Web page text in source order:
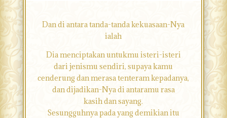
Dan di antara tanda-tanda kekuasaan-Nya
ialah
Dia menciptakan untukmu isteri-isteri
dari jenismu sendiri, supaya kamu
cenderung dan merasa tenteram kepadanya,
dan dijadikan-Nya di antaramu rasa
kasih dan sayang.
Sesungguhnya pada yang demikian itu